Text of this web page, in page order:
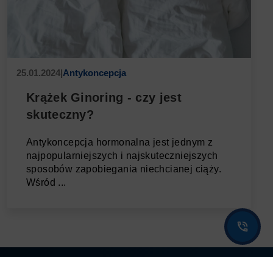
25.01.2024|Antykoncepcja
Krążek Ginoring - czy jest
skuteczny?
Antykoncepcja hormonalna jest jednym z
najpopularniejszych i najskuteczniejszych
sposobów zapobiegania niechcianej ciąży.
Wśród ...